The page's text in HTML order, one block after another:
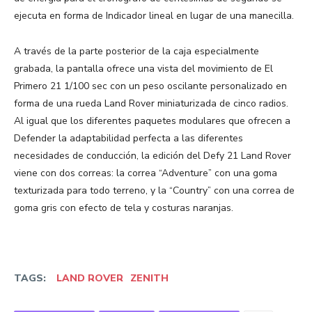
ejecuta en forma de Indicador lineal en lugar de una manecilla.
A través de la parte posterior de la caja especialmente
grabada, la pantalla ofrece una vista del movimiento de El
Primero 21 1/100 sec con un peso oscilante personalizado en
forma de una rueda Land Rover miniaturizada de cinco radios.
Al igual que los diferentes paquetes modulares que ofrecen a
Defender la adaptabilidad perfecta a las diferentes
necesidades de conducción, la edición del Defy 21 Land Rover
viene con dos correas: la correa “Adventure” con una goma
texturizada para todo terreno, y la “Country” con una correa de
goma gris con efecto de tela y costuras naranjas.
TAGS: LAND ROVER ZENITH